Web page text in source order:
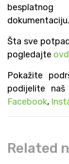
dokumentaciju.
Šta sve
pogledajte
Pokažite
podijelite naš
Facebook,
Related